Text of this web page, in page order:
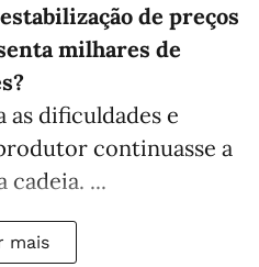
de preços
milhares de
as dificuldades e
continuasse a
cadeia. ...
mais